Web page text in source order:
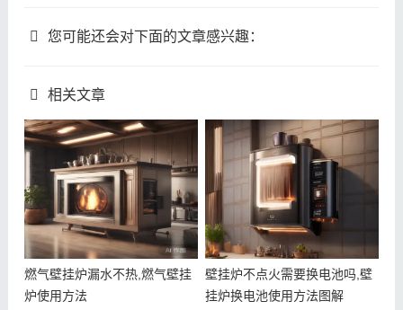
您可能还会对下面的文章感兴趣：
相关文章
燃气壁挂炉漏水不热,燃气壁挂
炉使用方法
壁挂炉不点火需要换电池吗,壁
挂炉换电池使用方法图解